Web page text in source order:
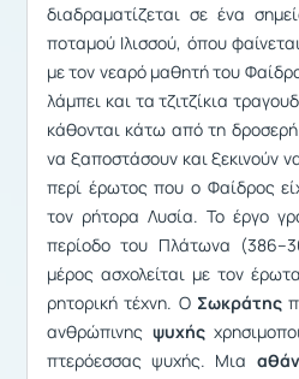
διαδραματίζεται σε ένα
ποταμού Ιλισσού, όπου
με τον νεαρό μαθητή του
λάμπει και τα τζιτζίκια
κάθονται κάτω από τη
να ξαποστάσουν και ξεκινούν
περί έρωτος που ο Φαίδρος
τον ρήτορα Λυσία. Το έργο
περίοδο του Πλάτωνα
μέρος ασχολείται με τον
ρητορική τέχνη. Ο Σωκράτης
ανθρώπινης ψυχής
πτερόεσσας ψυχής. Μια